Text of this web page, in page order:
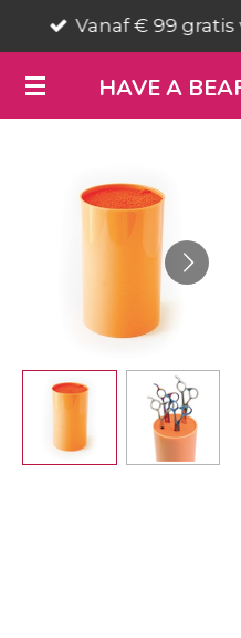
direct
naar
de
HAVE A
Vanaf € 99